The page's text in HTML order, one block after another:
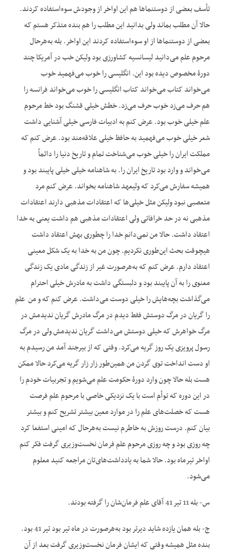
تأسف بعضی از دوست‏نماها هم این اواخر از وجودش سوءاستفاده کردند.
حالا آن مطلب بماند ولی بدانید این مطلب را هم بنده متذکر هستم که
بعضی از دوست‏نماها از او سوءاستفاده کردند این اواخر. بله به‌هرحال
مرحوم علم می‌دانید لیسانسیه کشاورزی بود ولیکن خب در آمریکا چند
دورۀ مخصوص دیده بود این. انگلیسی را خوب می‌فهمید خوب
می‌خواند کتاب می‌خواند کتاب انگلیسی را خوب می‌خواند فرانسه را
هم حرف می‌زد خوب حرف می‌زد. خطش خیلی قشنگ بود خط مرحوم
علم خیلی خوب بود. عرض کنم به ادبیات فارسی خیلی آشنایی داشت
شعر خیلی خوب می‌فهمید به حافظ خیلی علاقه‌مند بود. عرض کنم که
مملکت ایران را خیلی خوب می‌شناخت تمام و تاریخ دنیا را دائماً
می‌خواند و وارد بود تاریخ ایران را. به شاهنامه خیلی خیلی پایبند بود و
همیشه سفارش می‌کرد که ولی‏عهد شاهنامه بخواند. عرض کنم مرد
متعصبی نبود ولیکن مثل خیلی‌ها که اعتقادات مذهبی دارند اعتقادات
مذهبی نه در حد خرافاتی ولی اعتقادات مذهبی هم داشت یعنی به خدا
اعتقاد داشت. حالا من نمی‌دانم خدا را چطوری بهش اعتقاد داشت
هیچ‏وقت بحث این‌طوری نکردیم. چون من به خدا به یک شکل معینی
اعتقاد دارم. عرض کنم که به‌هرصورت غیر از زندگی مادی یک زندگی
معنوی را به آن پایبند بود و دلبستگی داشت به مادرش خیلی احترام
می‌گذاشت بچه‌هایش را خیلی دوست می‌داشت. عرض کنم که و من علم
را گریان در مرگ دوستش فقط دیدم در مرگ مادرش گریان ندیدمش در
مرگ خواهرش که خیلی دوستش می‌داشت گریان ندیدمش ولی در مرگ
رسول پرویزی یک روز گریه می‌کرد. وقتی که از بیرجند آمد من رسیدم به
او دست انداخت توی گردن من همین‌طور زار زار گریه می‌کرد حالا ممکن
هست بله حالا چون وارد دورۀ حکومت علم می‌شویم و تجربیات خودم را
در این دوره که توأم است با یک نزدیکی خاصی با مرحوم علم فرصت
هست که خصلت‌های علم را در موارد معین بیشتر تشریح کنم و بیشتر
بیان کنم. درست روزش به خاطرم نیست به‌هرحال که امینی استفعا کرد
چه روزی بود و چه روزی مرحوم علم فرمان نخست‌وزیری گرفت فکر کنم
اواخر تیرماه بود. حالا شما به یادداشت‌های‌تان مراجعه کنید معلوم
می‌شود.
س- بله 11 تیر 41 آقای علم فرمان‌شان را گرفته بودند.
ج- بله همان یازده شاید دیرتر بود به‌هرصورت در ماه تیر بود تیر 41 بود.
بنده مثل همیشه وقتی که ایشان فرمان نخست‌وزیری گرفت بعد از آن